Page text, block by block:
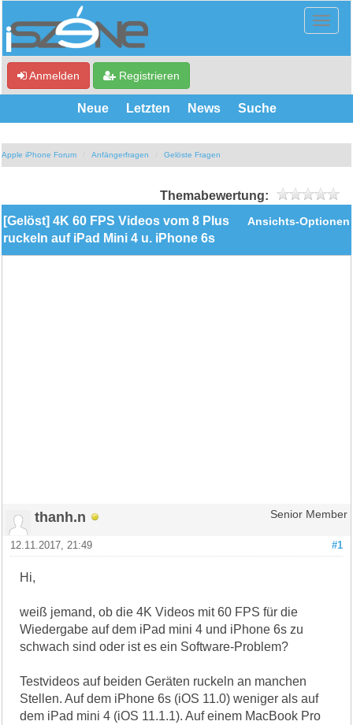
Anmelden Registrieren
Neue Letzten News Suche
Apple iPhone Forum Anfängerfragen Gelöste Fragen
Themabewertung:
Ansichts-Optionen
[Gelöst] 4K 60 FPS Videos vom 8 Plus
ruckeln auf iPad Mini 4 u. iPhone 6s
thanh.n Senior Member
#1
12.11.2017, 21:49
Hi,
weiß jemand, ob die 4K Videos mit 60 FPS für die
Wiedergabe auf dem iPad mini 4 und iPhone 6s zu
schwach sind oder ist es ein Software-Problem?
Testvideos auf beiden Geräten ruckeln an manchen
Stellen. Auf dem iPhone 6s (iOS 11.0) weniger als auf
dem iPad mini 4 (iOS 11.1.1). Auf einem MacBook Pro